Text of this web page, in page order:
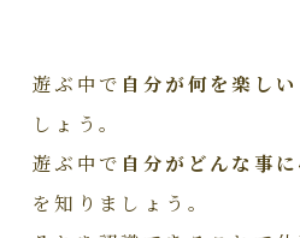
遊ぶ中で 自分が何を楽し
しょう。
遊ぶ中で 自分がどんな事
を知りましょう。